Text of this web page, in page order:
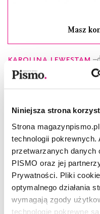
Niniejsza strona
Strona
technologii pokrewnych.
przetwarzanych danych
PISMO oraz jej
Prywatności. Pliki
optymalnego działania
wymagają zgody
technologie pokrewne
Masz
Karolina Lewestam
redakcji „Pisma”.
Uniwersytecie
oraz dla dorosłych: zbioru
Pamiętnik Magdy Koti
Esej ukazał się w
miesięcznika "Pismo.
"Jak wygrać Matyldę,
dzieci".KLIKNIJ
rozmowy z Karoliną